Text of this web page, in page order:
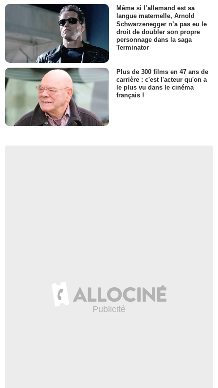
Même si l’allemand est sa
langue maternelle, Arnold
Schwarzenegger n’a pas eu le
droit de doubler son propre
personnage dans la saga
Terminator
Plus de 300 films en 47 ans de
carrière : c'est l'acteur qu'on a
le plus vu dans le cinéma
français !